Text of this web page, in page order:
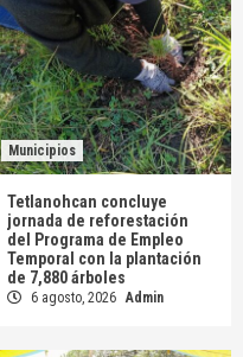
Municipios
Tetlanohcan concluye
jornada de reforestación
del Programa de Empleo
Temporal con la plantación
de 7,880 árboles
6 agosto, 2026 Admin